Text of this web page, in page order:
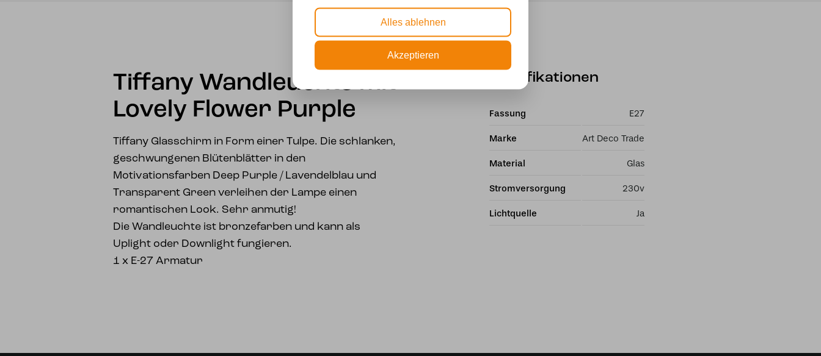
Tiffany Wandleuchte mit
Lovely Flower Purple
Tiffany Glasschirm in Form einer Tulpe. Die schlanken,
geschwungenen Blütenblätter in den
Motivationsfarben Deep Purple / Lavendelblau und
Transparent Green verleihen der Lampe einen
romantischen Look. Sehr anmutig!
Die Wandleuchte ist bronzefarben und kann als
Uplight oder Downlight fungieren.
1 x E-27 Armatur
Spezifikationen
Fassung E27
Marke Art Deco Trade
Material Glas
Stromversorgung 230v
Lichtquelle Ja
Alles ablehnen
Akzeptieren